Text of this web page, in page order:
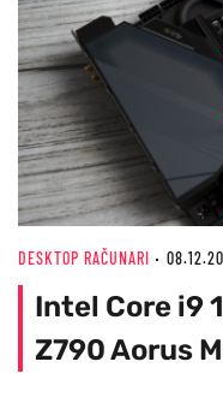
DESKTOP RAČUNARI
Intel Core i9
Z790 Aorus